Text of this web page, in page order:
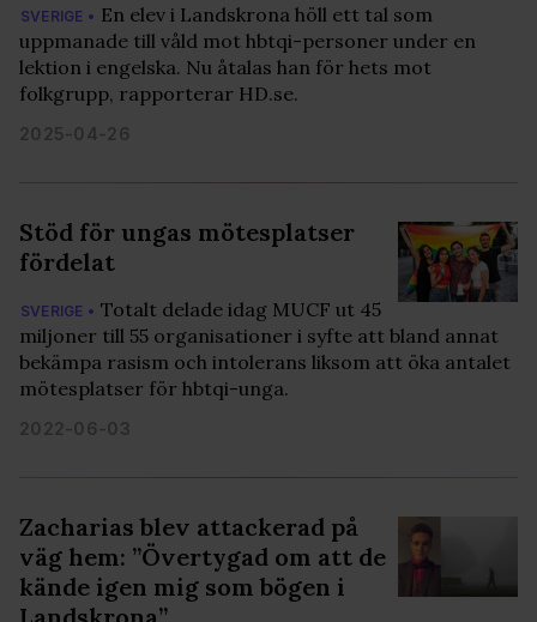
SVERIGE • En elev i Landskrona höll ett tal som
uppmanade till våld mot hbtqi-personer under en
lektion i engelska. Nu åtalas han för hets mot
folkgrupp, rapporterar HD.se.
2025-04-26
Stöd för ungas mötesplatser
fördelat
SVERIGE • Totalt delade idag MUCF ut 45
miljoner till 55 organisationer i syfte att bland annat
bekämpa rasism och intolerans liksom att öka antalet
mötesplatser för hbtqi-unga.
2022-06-03
Zacharias blev attackerad på
väg hem: ”Övertygad om att de
kände igen mig som bögen i